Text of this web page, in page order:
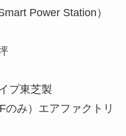
Power Station）
プ東芝製
み）エアファクトリ